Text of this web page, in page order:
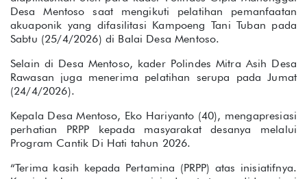
Desa Mentoso saat mengikuti pelatihan pemanfaatan
akuaponik yang difasilitasi Kampoeng Tani Tuban pada
Sabtu (25/4/2026) di Balai Desa Mentoso.
Selain di Desa Mentoso, kader Polindes Mitra Asih Desa
Rawasan juga menerima pelatihan serupa pada Jumat
(24/4/2026).
Kepala Desa Mentoso, Eko Hariyanto (40), mengapresiasi
perhatian PRPP kepada masyarakat desanya melalui
Program Cantik Di Hati tahun 2026.
“Terima kasih kepada Pertamina (PRPP) atas inisiatifnya.